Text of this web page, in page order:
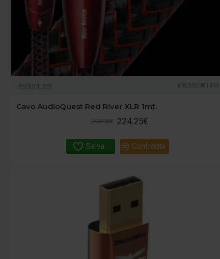
Audioquest 092592081413
Cavo AudioQuest Red River XLR 1mt.
224.25€
299.00€
Salva Confronta